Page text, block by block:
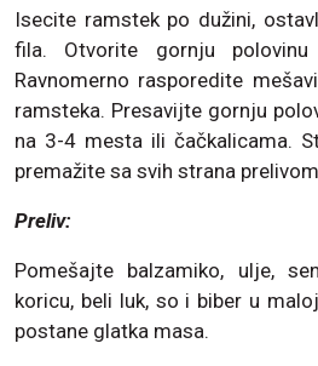
Isecite ramstek po dužini,
fila. Otvorite gornju
Ravnomerno rasporedite
ramsteka. Presavijte gornju
na 3-4 mesta ili čačkalicama.
premažite sa svih strana
Preliv:
Pomešajte balzamiko, ulje,
koricu, beli luk, so i biber u
postane glatka masa.